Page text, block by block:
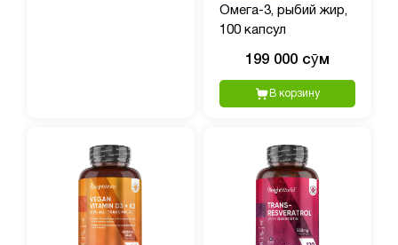
Омега-3, рыбий жир,
100 капсул
199 000 сӯм
В корзину